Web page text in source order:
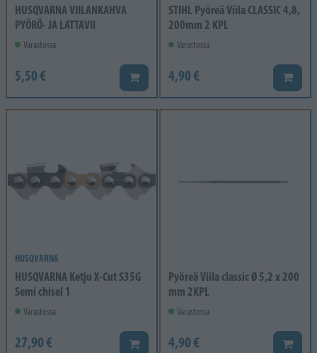
HUSQVARNA VIILANKAHVA
PYÖRÖ- JA LATTAVII
Varastossa
5,50 € Lisää koriin
STIHL Pyöreä Viila CLASSIC 4,8,
200mm 2 KPL
Varastossa
4,90 € Lisää
HUSQVARNA
HUSQVARNA Ketju X-Cut S35G
Semi chisel 1
Varastossa
27,90 € Lisää koriin
Pyöreä Viila classic Ø 5,2 x 200
mm 2KPL
Varastossa
4,90 € Lisää